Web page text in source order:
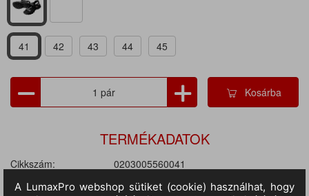
41 42 43 44 45
Kosárba
TERMÉKADATOK
Cikkszám:
0203005560041
Szín:
fekete